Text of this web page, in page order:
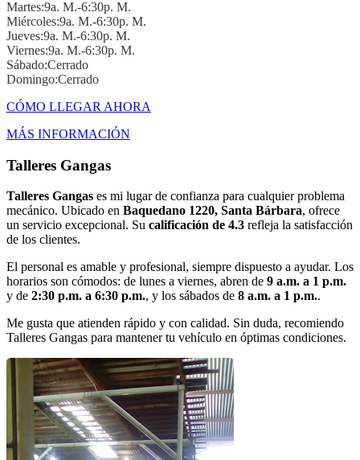
Martes:9a. M.-6:30p. M.
Miércoles:9a. M.-6:30p. M.
Jueves:9a. M.-6:30p. M.
Viernes:9a. M.-6:30p. M.
Sábado:Cerrado
Domingo:Cerrado
CÓMO LLEGAR AHORA
MÁS INFORMACIÓN
Talleres Gangas
Talleres Gangas es mi lugar de confianza para cualquier problema
mecánico. Ubicado en Baquedano 1220, Santa Bárbara, ofrece
un servicio excepcional. Su calificación de 4.3 refleja la satisfacción
de los clientes.
El personal es amable y profesional, siempre dispuesto a ayudar. Los
horarios son cómodos: de lunes a viernes, abren de 9 a.m. a 1 p.m.
y de 2:30 p.m. a 6:30 p.m., y los sábados de 8 a.m. a 1 p.m..
Me gusta que atienden rápido y con calidad. Sin duda, recomiendo
Talleres Gangas para mantener tu vehículo en óptimas condiciones.